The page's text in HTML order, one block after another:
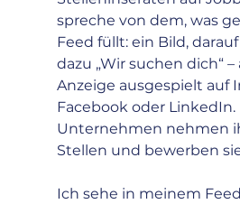
spreche von dem, was
Feed füllt: ein Bild,
dazu „Wir suchen dich“
Anzeige ausgespielt auf
Facebook oder LinkedIn.
Unternehmen nehmen
Stellen und bewerben
Ich sehe in meinem